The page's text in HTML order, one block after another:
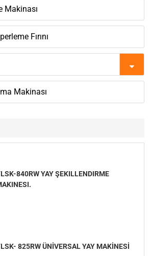
Makinası
Fırını
Makinası
840RW YAY ŞEKILLENDIRME
825RW ÜNİVERSAL YAY MAKİNESİ